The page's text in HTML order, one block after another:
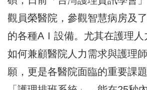
觀員榮醫院，參觀智慧病房及
的各種AＩ設備。尤其在護理人
如何兼顧醫院人力需求與護理
願，更是各醫院面臨的重要課